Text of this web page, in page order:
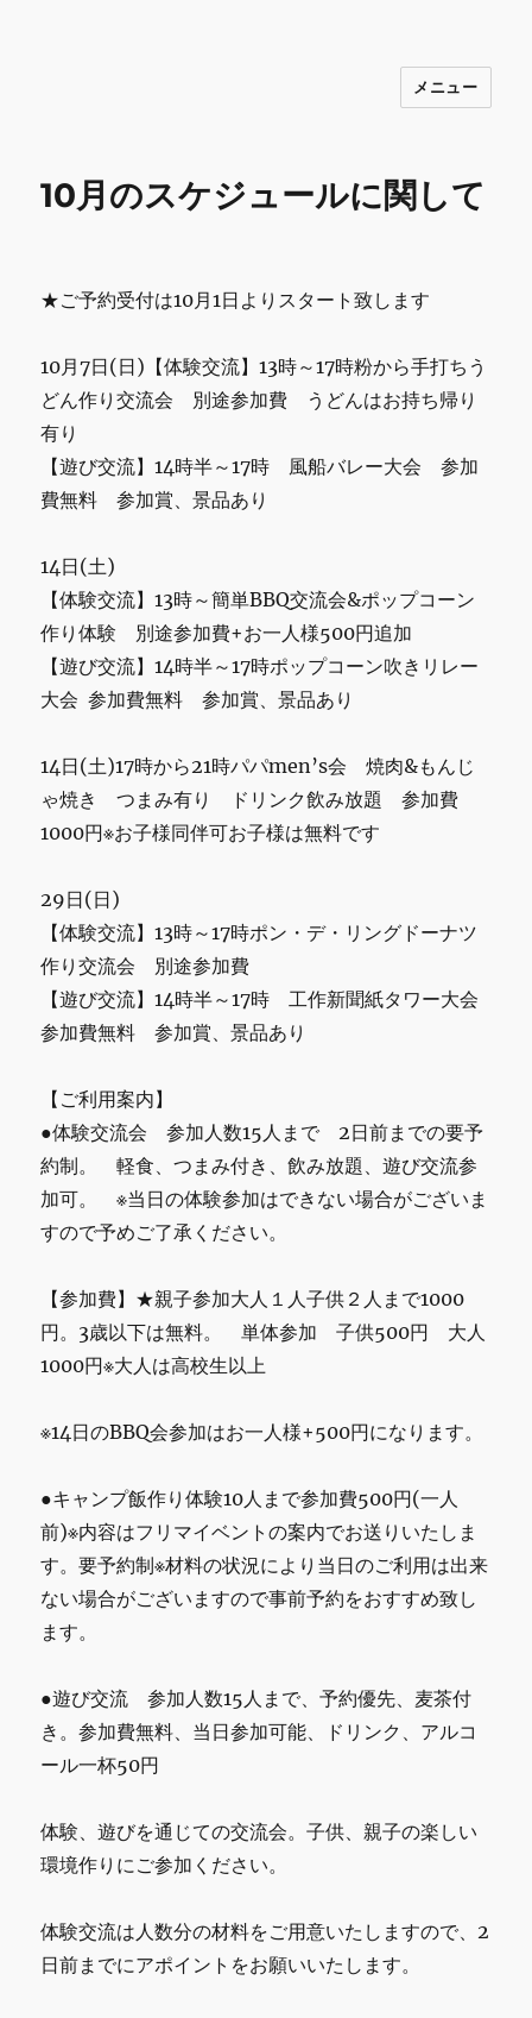
INNOCENCE ～日常に彩りを～ フ
メニュー
10月のスケジュールに関して
★ご予約受付は10月1日よりスタート致します
10月7日(日)【体験交流】13時～17時粉から手打ちう
どん作り交流会 別途参加費 うどんはお持ち帰り
有り
【遊び交流】14時半～17時 風船バレー大会 参加
費無料 参加賞、景品あり
14日(土)
【体験交流】13時～簡単BBQ交流会&ポップコーン
作り体験 別途参加費+お一人様500円追加
【遊び交流】14時半～17時ポップコーン吹きリレー
大会 参加費無料 参加賞、景品あり
14日(土)17時から21時パパmen’s会 焼肉&もんじ
ゃ焼き つまみ有り ドリンク飲み放題 参加費
1000円※お子様同伴可お子様は無料です
29日(日)
【体験交流】13時～17時ポン・デ・リングドーナツ
作り交流会 別途参加費
【遊び交流】14時半～17時 工作新聞紙タワー大会
参加費無料 参加賞、景品あり
【ご利用案内】
●体験交流会 参加人数15人まで 2日前までの要予
約制。 軽食、つまみ付き、飲み放題、遊び交流参
加可。 ※当日の体験参加はできない場合がございま
すので予めご了承ください。
【参加費】★親子参加大人１人子供２人まで1000
円。3歳以下は無料。 単体参加 子供500円 大人
1000円※大人は高校生以上
※14日のBBQ会参加はお一人様+500円になります。
●キャンプ飯作り体験10人まで参加費500円(一人
前)※内容はフリマイベントの案内でお送りいたしま
す。要予約制※材料の状況により当日のご利用は出来
ない場合がございますので事前予約をおすすめ致し
ます。
●遊び交流 参加人数15人まで、予約優先、麦茶付
き。参加費無料、当日参加可能、ドリンク、アルコ
ール一杯50円
体験、遊びを通じての交流会。子供、親子の楽しい
環境作りにご参加ください。
体験交流は人数分の材料をご用意いたしますので、2
日前までにアポイントをお願いいたします。